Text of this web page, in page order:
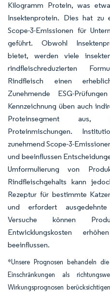
Kilogramm Protein, was
Insektenprotein. Dies hat zu
Scope-3-Emissionen für
geführt. Obwohl
bietet, werden viele
rindfleischreduzierten
Rindfleisch einen
Zunehmende ESG-
Kennzeichnung üben auch
Proteinsegment aus,
Proteinmischungen.
zunehmend Scope-3-
und beeinflussen
Umformulierung von
Rindfleischgehalts kann
Rezeptur für bestimmte
und erfordert ausgedehnte
Versuche können
Entwicklungskosten
beeinflussen.
*Unsere Prognosen behandeln
Einschränkungen als
Wirkungsprognosen